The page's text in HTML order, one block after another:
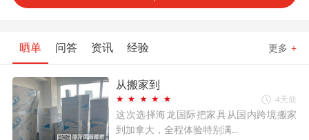
晒单 问答 资讯 经验 更多 +
从搬家到
4天前
这次选择海龙国际把家具从国内跨境搬家
到加拿大，全程体验特别满...